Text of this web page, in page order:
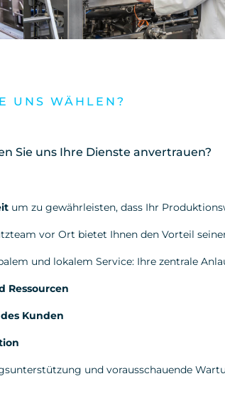
UNS WÄHLEN?
Sie uns Ihre Dienste anvertrauen?
um zu gewährleisten, dass Ihr
vor Ort bietet Ihnen den Vorteil
und lokalem Service: Ihre zentrale
Ressourcen
Kunden
und vorausschauende